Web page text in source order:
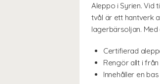
Aleppo i Syrien. Vid
tvål är ett hantverk
lagerbärsoljan.
Certifierad
Rengör allt i
Innehåller en